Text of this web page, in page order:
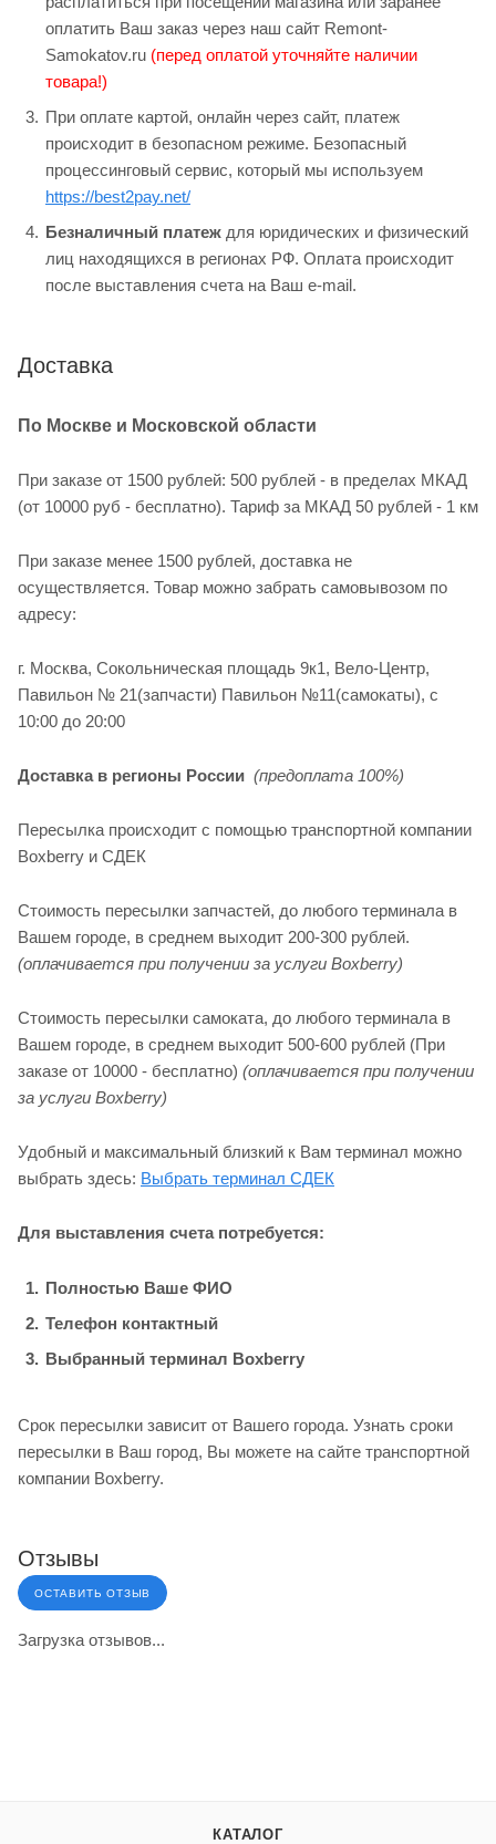
оплатить Ваш заказ через наш сайт Remont-
Samokatov.ru (перед оплатой уточняйте наличии
товара!)
При оплате картой, онлайн через сайт, платеж
происходит в безопасном режиме. Безопасный
процессинговый сервис, который мы используем
https://best2pay.net/
Безналичный платеж для юридических и физический
лиц находящихся в регионах РФ. Оплата происходит
после выставления счета на Ваш e-mail.
Доставка
По Москве и Московской области
При заказе от 1500 рублей: 500 рублей - в пределах МКАД
(от 10000 руб - бесплатно). Тариф за МКАД 50 рублей - 1 км
При заказе менее 1500 рублей, доставка не
осуществляется. Товар можно забрать самовывозом по
адресу:
г. Москва, Сокольническая площадь 9к1, Вело-Центр,
Павильон № 21(запчасти) Павильон №11(cамокаты), с
10:00 до 20:00
Доставка в регионы России (предоплата 100%)
Пересылка происходит с помощью транспортной компании
Boxberry и СДЕК
Стоимость пересылки запчастей, до любого терминала в
Вашем городе, в среднем выходит 200-300 рублей.
(оплачивается при получении за услуги Boxberry)
Стоимость пересылки самоката, до любого терминала в
Вашем городе, в среднем выходит 500-600 рублей (При
заказе от 10000 - бесплатно) (оплачивается при получении
за услуги Boxberry)
Удобный и максимальный близкий к Вам терминал можно
выбрать здесь: Выбрать терминал СДЕК
Для выставления счета потребуется:
Полностью Ваше ФИО
Телефон контактный
Выбранный терминал Boxberry
Срок пересылки зависит от Вашего города. Узнать сроки
пересылки в Ваш город, Вы можете на сайте транспортной
компании Boxberry.
Отзывы
ОСТАВИТЬ ОТЗЫВ
Загрузка отзывов...
КАТАЛОГ